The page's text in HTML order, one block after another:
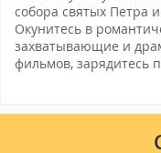
собора святых Петра
Окунитесь в
захватывающие и
фильмов, зарядитесь